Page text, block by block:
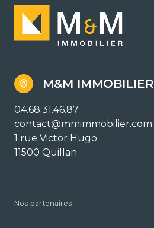
M&M IMMOBILIER
04.68.31.46.87
contact@mmimmobilier.com
1 rue Victor Hugo
11500 Quillan
Nos partenaires